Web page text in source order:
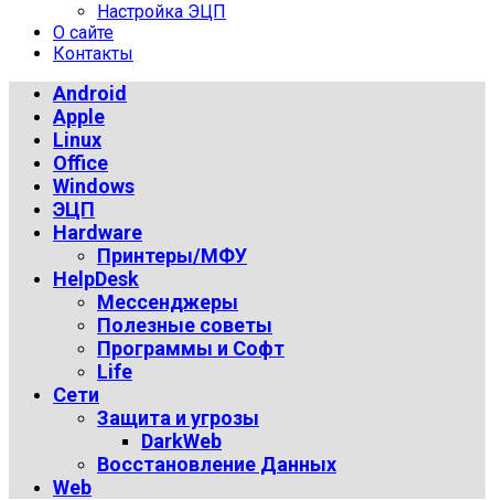
Настройка ЭЦП
О сайте
Контакты
Android
Apple
Linux
Office
Windows
ЭЦП
Hardware
Принтеры/МФУ
HelpDesk
Мессенджеры
Полезные советы
Программы и Софт
Life
Сети
Защита и угрозы
DarkWeb
Восстановление Данных
Web